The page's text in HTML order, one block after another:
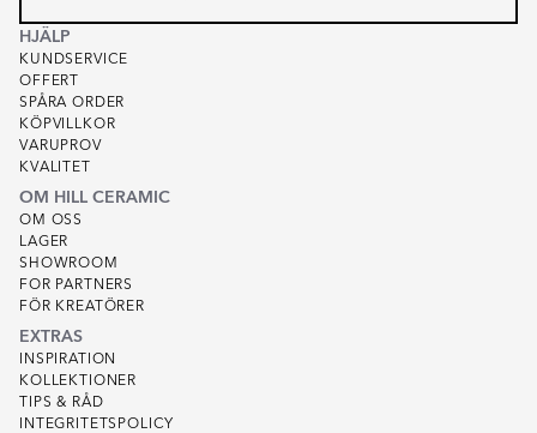
HJÄLP
KUNDSERVICE
OFFERT
SPÅRA ORDER
KÖPVILLKOR
VARUPROV
KVALITET
OM HILL CERAMIC
OM OSS
LAGER
SHOWROOM
FOR PARTNERS
FÖR KREATÖRER
EXTRAS
INSPIRATION
KOLLEKTIONER
TIPS & RÅD
INTEGRITETSPOLICY